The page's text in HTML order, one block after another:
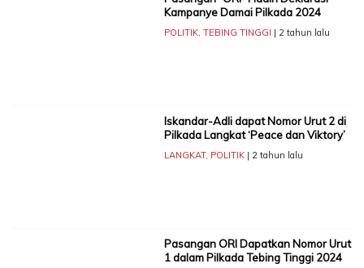
Kampanye Damai Pilkada 2024
POLITIK, TEBING TINGGI | 2 tahun lalu
Iskandar-Adli dapat Nomor Urut 2 di
Pilkada Langkat ‘Peace dan Viktory’
LANGKAT, POLITIK| 2 tahun lalu
Pasangan ORI Dapatkan Nomor Urut
1 dalam Pilkada Tebing Tinggi 2024